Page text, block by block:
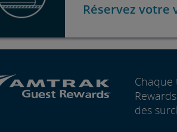
Réservez votre
des